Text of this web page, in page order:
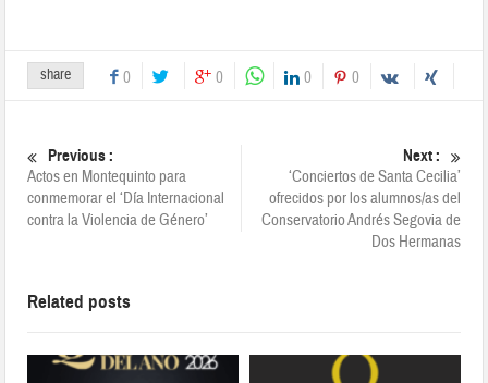
share 0 0 0 0
Previous :
Actos en Montequinto para
conmemorar el ‘Día Internacional
contra la Violencia de Género’
Next :
‘Conciertos de Santa Cecilia’
ofrecidos por los alumnos/as del
Conservatorio Andrés Segovia de
Dos Hermanas
Related posts